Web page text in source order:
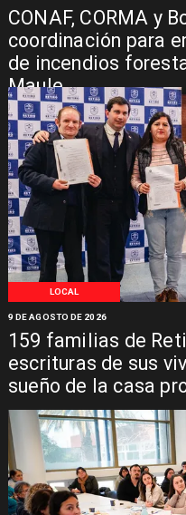
CONAF, CORMA y
coordinación para
de incendios
Maule
LOCAL
159 familias de
escrituras de sus
sueño de la casa
9 DE AGOSTO DE 2026